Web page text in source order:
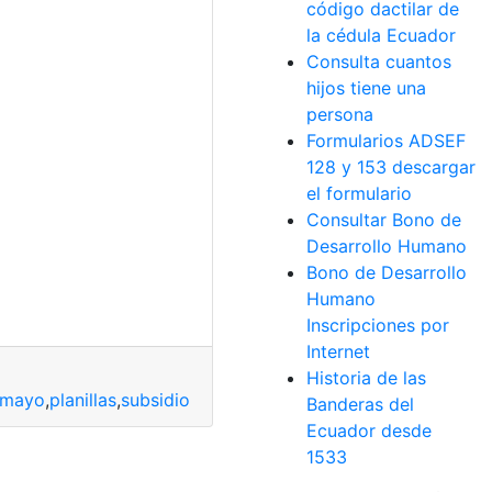
mayo,planillas,subsidio
código dactilar de
la cédula Ecuador
Consulta cuantos
hijos tiene una
persona
Formularios ADSEF
128 y 153 descargar
el formulario
Consultar Bono de
Desarrollo Humano
Bono de Desarrollo
Humano
Inscripciones por
Internet
Historia de las
Banderas del
Ecuador desde
1533